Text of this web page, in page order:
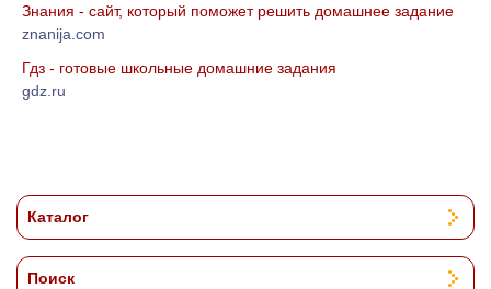
Знания - сайт, который поможет решить домашнее задание
znanija.com
Гдз - готовые школьные домашние задания
gdz.ru
Каталог
Поиск